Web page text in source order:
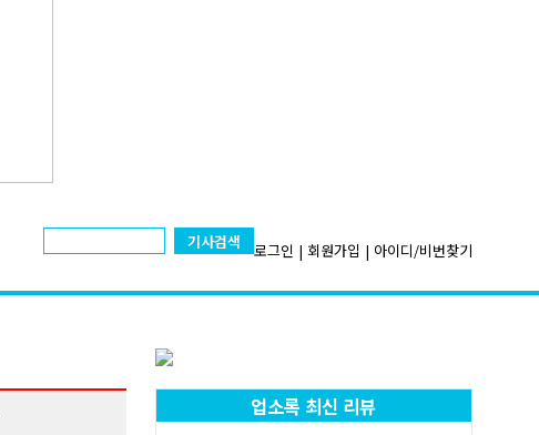
기사검색 로그인 | 회원가입 | 아이디/비번찾기
업소록 최신 리뷰